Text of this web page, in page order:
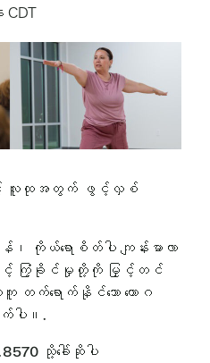
CDT
လူထုအတွက် ဖွင့်လှစ်
ကိုယ်ရောစိတ်ပါ ကျန်းမာလာ
ကြံ့ခိုင်မှုတို့ကို မြှင့်တင်
ရောက်နိုင်သော ယောဂ
ပါ။.
သို့ခေါ်ဆိုပါ